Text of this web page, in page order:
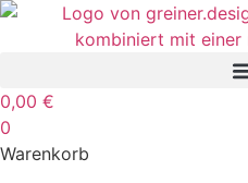
0,00 €
0
Warenkorb